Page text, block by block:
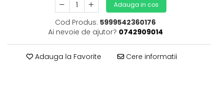
Adauga in cos
Cod Produs: 5999542360176
Ai nevoie de ajutor? 0742909014
Adauga la Favorite Cere informatii